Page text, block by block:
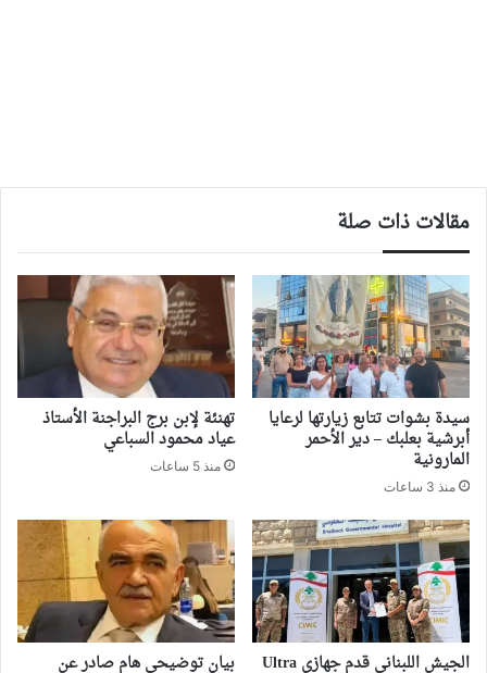
مقالات ذات صلة
سيدة بشوات تتابع زيارتها لرعايا
أبرشية بعلبك – دير الأحمر
المارونية
منذ 3 ساعات
تهنئة لإبن برج البراجنة الأستاذ
عياد محمود السباعي
منذ 5 ساعات
الجيش اللبناني قدم جهازي Ultra بيان توضيحي هام صادر عن